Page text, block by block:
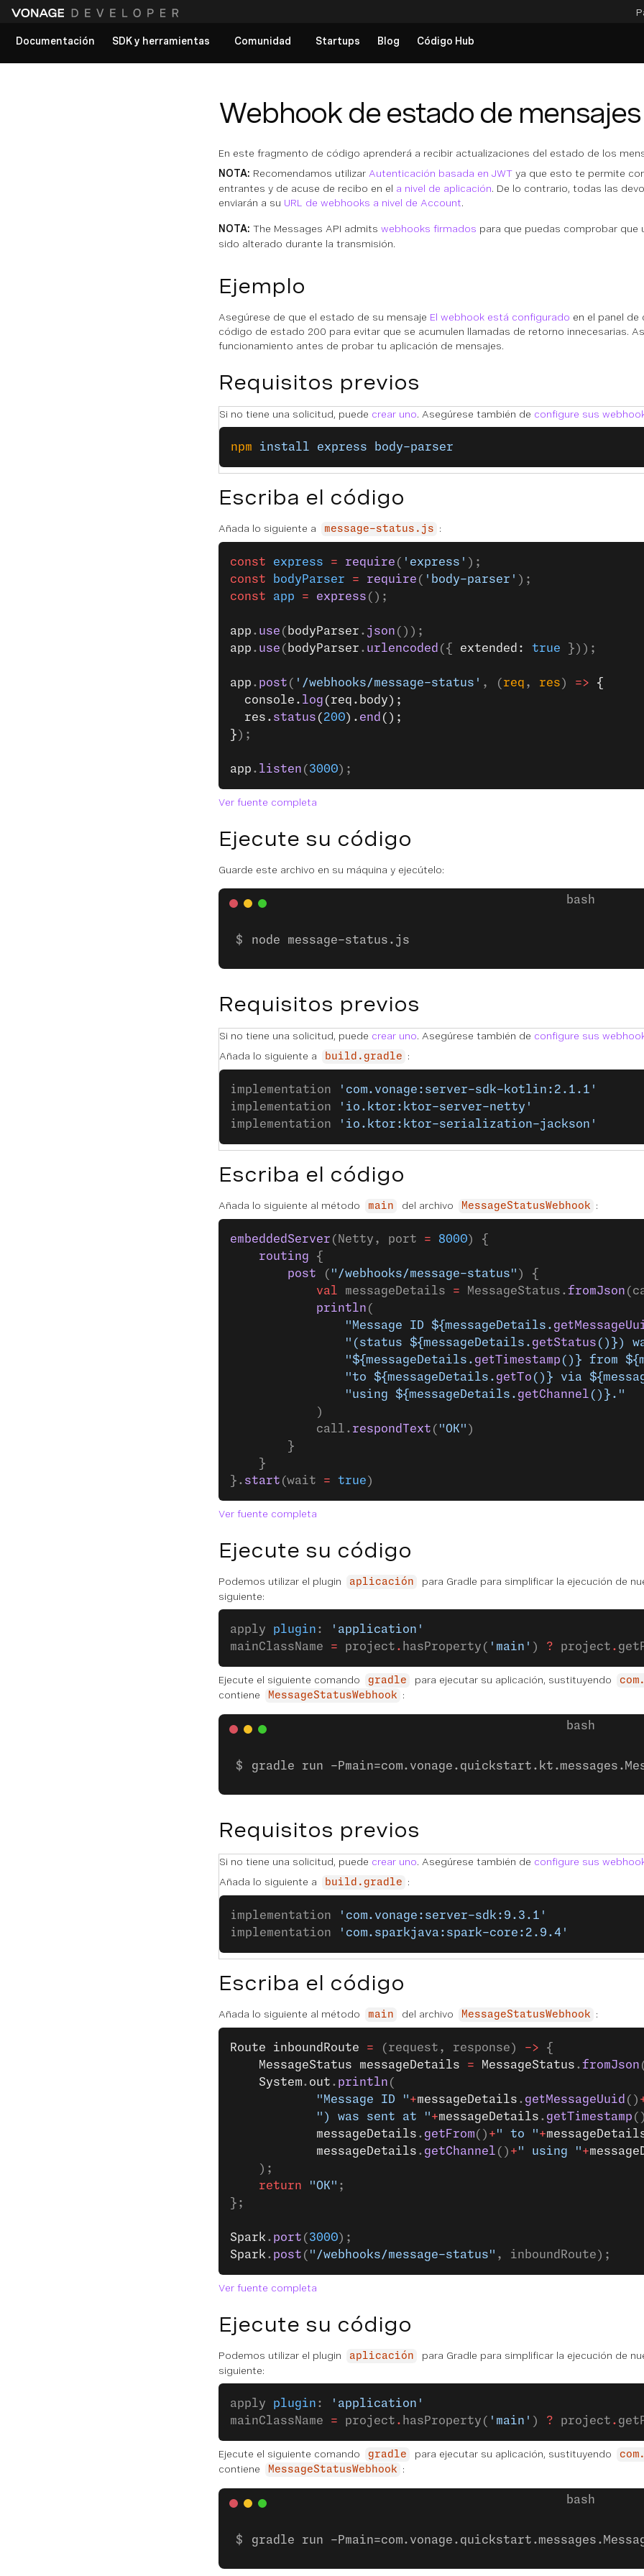
Documentación SDK y herramientas Comunidad Startups Blog Código Hub
Webhook de estado de mensajes
En este fragmento de código aprenderá a recibir actualizaciones del estado de los
NOTA: Recomendamos utilizar Autenticación basada en JWT ya que esto te permite
entrantes y de acuse de recibo en el a nivel de aplicación. De lo contrario, todas las
enviarán a su URL de webhooks a nivel de Account.
NOTA: The Messages API admits webhooks firmados para que puedas comprobar que
sido alterado durante la transmisión.
Ejemplo
Asegúrese de que el estado de su mensaje El webhook está configurado en el panel
código de estado 200 para evitar que se acumulen llamadas de retorno innecesarias.
funcionamiento antes de probar tu aplicación de mensajes.
Requisitos previos
Si no tiene una solicitud, puede crear uno. Asegúrese también de configure sus
npm install express body-parser
Escriba el código
Añada lo siguiente a message-status.js :
const express = require ( 'express' );
const bodyParser = require ( 'body-parser' );
const app = express ();
app . use ( bodyParser . json ());
app . use ( bodyParser . urlencoded ({ extended: true }));
app . post ( '/webhooks/message-status' , ( req , res ) => {
  console.
log (req.body);
  res.
status ( 200). end ();
} );
app . listen ( 3000);
Ver fuente completa
Ejecute su código
Guarde este archivo en su máquina y ejecútelo:
node message-status.js
Requisitos previos
Si no tiene una solicitud, puede crear uno. Asegúrese también de configure sus
Añada lo siguiente a
build.gradle :
implementation
'com.vonage:server-sdk-kotlin:2.1.1'
implementation
'io.ktor:ktor-server-netty'
implementation
'io.ktor:ktor-serialization-jackson'
Escriba el código
Añada lo siguiente al método main del archivo MessageStatusWebhook :
embeddedServer (Netty, port = 8000) {
    routing
{
        post
( "/webhooks/message-status" ) {
            val
messageDetails = MessageStatus.fromJson
            println
(
                "Message ID ${messageDetails.
                "(status ${messageDetails.
getStatus ()})
                "${messageDetails.
getTimestamp ()} from
                "to ${messageDetails.
getTo ()} via
                "using ${messageDetails.
getChannel ()}."
            )
            call.
respondText ( "OK" )
        }
    }
}. start (wait = true )
Ver fuente completa
Ejecute su código
Podemos utilizar el plugin aplicación
para Gradle para simplificar la ejecución de
siguiente:
apply plugin :
'application'
mainClassName = project . hasProperty( 'main' ) ? project .
Ejecute el siguiente comando gradle para ejecutar su aplicación, sustituyendo
contiene MessageStatusWebhook :
gradle run -
Requisitos previos
Si no tiene una solicitud, puede crear uno. Asegúrese también de configure sus
Añada lo siguiente a
build.gradle :
implementation
'com.vonage:server-sdk:9.3.1'
implementation
'com.sparkjava:spark-core:2.9.4'
Escriba el código
Añada lo siguiente al método main del archivo MessageStatusWebhook :
Route inboundRoute = (request, response) -> {
	MessageStatus
messageDetails = MessageStatus .fromJson
	System
. out . println (
			"Message ID "
+messageDetails . getMessageUuid ()
			") was sent at "
+messageDetails . getTimestamp
			messageDetails
. getFrom() +" to "+
			messageDetails
. getChannel () +" using "+
	);
	return
"OK" ;
};
Spark . port ( 3000);
Spark . post ( "/webhooks/message-status" , inboundRoute);
Ver fuente completa
Ejecute su código
Podemos utilizar el plugin aplicación
para Gradle para simplificar la ejecución de
siguiente:
apply plugin :
'application'
mainClassName = project . hasProperty( 'main' ) ? project .
Ejecute el siguiente comando gradle para ejecutar su aplicación, sustituyendo
contiene MessageStatusWebhook :
gradle run -